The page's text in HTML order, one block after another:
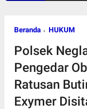
Beranda HUKUM
Polsek
Pengedar
Ratusan
Exymer